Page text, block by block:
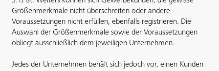
Größenmerkmale nicht überschreiten oder andere
Voraussetzungen nicht erfüllen, ebenfalls registrieren. Die
Auswahl der Größenmerkmale sowie der Voraussetzungen
obliegt ausschließlich dem jeweiligen Unternehmen.
Jedes der Unternehmen behält sich jedoch vor, einen Kunden